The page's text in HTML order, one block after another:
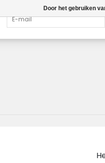
Door het gebruiken